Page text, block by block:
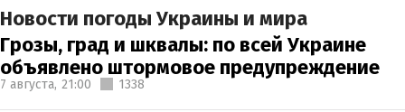
Новости погоды Украины и мира
Грозы, град и шквалы: по всей Украине
объявлено штормовое предупреждение
7 августа, 21:00 1338